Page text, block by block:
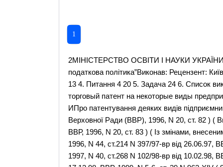
1
2МІНІСТЕРСТВО ОСВІТИ І НАУКИ УКРАЇНИКОНТРОЛЬНА РОБОТАз дисципліни:“податки та податкова політика”Виконав: Рецензент: Київ - 2002Зміст 1. Питання 1 2 2. Питання 2 7 3. Питання 3 13 4. Питання 4 20 5. Задача 24 6. Список використаної літератури 25 1. Питання 1.Плата за торговый патент на некоторые виды предпринимательской деятельности.З А К О Н У К Р А Ї Н ИПро патентування деяких видів підприємницькоїдіяльності(Зі скороченнями) ( Відомості Верховної Ради (ВВР), 1996, N 20, ст. 82 ) ( Вводиться в дію Постановою ВР N 99/96-вр від 23.03.96, ВВР, 1996, N 20, ст. 83 ) ( Із змінами, внесеними згідно із Законами N 324/96-вр від 12.07.96, ВВР, 1996, N 44, ст.214 N 397/97-вр від 26.06.97, ВВР, 1997, N 36, ст.231 N 499/97-вр від 18.07.97, ВВР, 1997, N 40, ст.268 N 102/98-вр від 10.02.98, ВВР, 1998, N 30-31, ст.193 N 320-XIV ( 320-14 ) від 17.12.98, ВВР, 1999, N 5-6, ст. 39 N 962-XIV ( 962-14 ) від 15.07.99, ВВР, 1999, N 38, ст.345 N 1160-XIV ( 1160-14 ) від 19.10.99, ВВР, 1999, N 50, ст.437 N 1375-XIV ( 1375-14 ) від 13.01.2000, ВВР, 2000, N 10, ст.78 N 1492-III ( 1492-14 ) від 22.02.2000, ВВР, 2000, N 21, ст.157) ( Офіційне тлумачення до Закону див. в Рішенні Конституційного Суду N 16-рп/2000 ( v016p710-00 ) від 21.12.2000 )( Із змінами, внесеними згідно із Законами N 2410-III ( 2410-14 ) від 17.05.2001, ВВР, 2001, N 30, ст.143 N 2881-III ( 2881-14 ) від 13.12.2001, ВВР, 2002, N 14, ст.93 ) ( Дію Закону зупинено для сільськогосподарських товаровиробників - платників фіксованого сільськогосподарського податку в частині придбання торгового патенту для здійснення торговельної діяльності згідно із Законом N 320-XIV ( 320-14 ) від 17.12.98 ) ( Дію Закону зупинено у частині придбання торгового патенту для здійснення торговельної діяльності на період проведення експерименту для підприємств - учасників економічного експерименту згідно із Законом N 1375-XIV ( 1375-14 ) від 13.01.2000 ) Цей Закон визначає порядок патентування торговельноїдіяльності за готівкові кошти, а також з використанням інших формрозрахунків та кредитних карток, діяльності у сфері торгівлііноземною валютою, діяльності з надання послуг у сфері гральногобізнесу та побутових послуг, що провадиться суб'єктамипідприємницької діяльності. ( Преамбула в редакції ЗаконуN 102/98-вр від 10.02.98 )Стаття 1. Загальні положення 1. Об'єктом правового регулювання згідно з цим Законом єторговельна діяльність за готівкові кошти, а також з використаннямінших форм розрахунків та кредитних карток на території України,діяльність з обміну готівкових валютних цінностей (включаючиоперації з готівковими платіжними засобами, вираженими в іноземнійвалюті, та з кредитними картками), а також діяльність з наданняпослуг у сфері грального бізнесу та побутових послуг. ( Частинаперша статті 1 в редакції Закону N 102/98-вр від 10.02.98 ) 2. Суб'єктами правовідносин, які підлягають регулюванню зацим Законом, є юридичні особи та суб'єкти підприємницькоїдіяльності, що не мають статусу юридичної особи, - резиденти інерезиденти, а також їх відокремлені підрозділи (філії,відділення, представництва тощо), які займаються підприємницькоюдіяльністю, передбаченою частиною першою цієї статті. 3. Дія цього Закону не поширюється на торговельну діяльністьта діяльність з надання побутових послуг: 1) підприємств і організацій Укоопспілки, військовоїторгівлі, аптек, які перебувають у державній власності, таторгово-виробничих державних підприємств робітничого постачання уселах, селищах та містах районного підпорядкування;( Щодо офіційного тлумачення положення пункту 1 частини третьоїстатті 1 див. Рішення Конституційного Суду N 16-рп/2000( v016p710-00 ) від 21.12.2000 ) 2) суб'єктів підприємницької діяльності - фізичних осіб, які: здійснюють торговельну діяльність з лотків, прилавків ісплачують ринковий збір (плату) за місце для торгівлі продукцією вмежах ринків усіх форм власності; сплачують податок на промисел у порядку, передбаченому чиннимзаконодавством; здійснюють продаж вирощених в особистому підсобномугосподарстві, на присадибній, дачній, садовій і городній ділянкахпродукції рослинництва, худоби, кролів, нутрій, птиці (як у живомувигляді, так і продукції їх забою в сирому вигляді та у виглядіпервинної переробки), продукції власного бджільництва; сплачують державне мито за нотаріальне посвідчення договорівпро